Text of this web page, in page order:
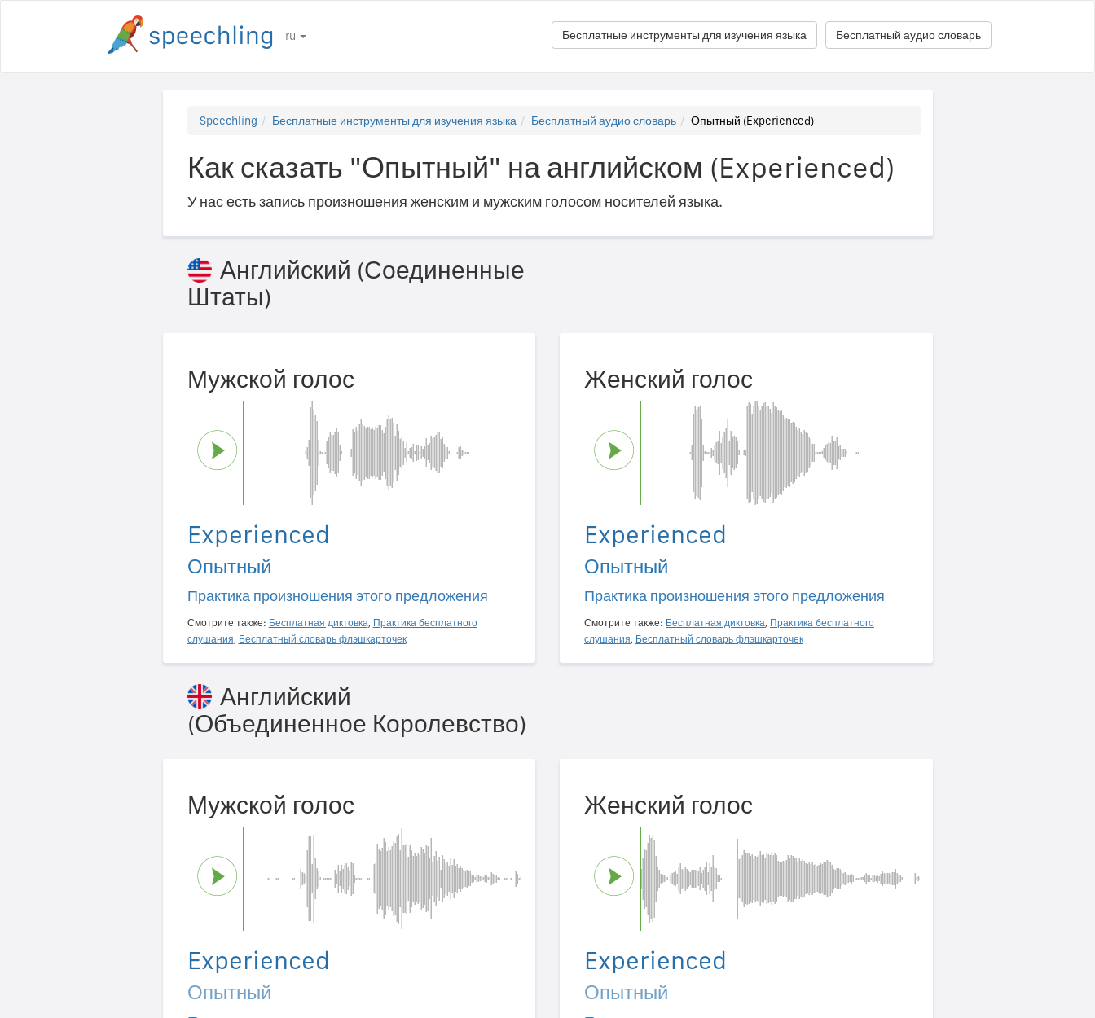
ru Бесплатный аудио словарь
Бесплатные инструменты для изучения языка
Speechling Бесплатные инструменты для изучения языка Бесплатный аудио словарь Опытный (Experienced)
Как сказать "Опытный" на английском (Experienced)
У нас есть запись произношения женским и мужским голосом носителей языка.
Английский (Соединенные
Штаты)
Мужской голос
Experienced
Опытный
Практика произношения этого предложения
Смотрите также: Бесплатная диктовка, Практика бесплатного
слушания, Бесплатный словарь флэшкарточек
Женский голос
Experienced
Опытный
Практика произношения этого предложения
Смотрите также: Бесплатная диктовка, Практика бесплатного
слушания, Бесплатный словарь флэшкарточек
Английский
(Объединенное Королевство)
Мужской голос
Experienced
Опытный
Женский голос
Experienced
Опытный